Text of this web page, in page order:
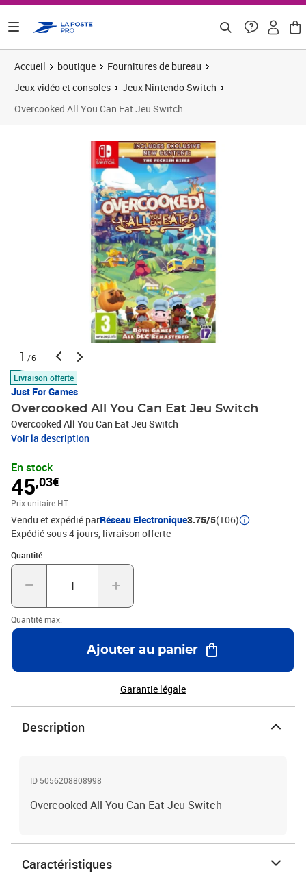
Accueil boutique
Fournitures de bureau
Jeux vidéo et consoles
Jeux Nintendo Switch
Overcooked All You Can Eat Jeu Switch
1 /6
Livraison offerte
Just For Games
Overcooked All You Can Eat Jeu Switch
Overcooked All You Can Eat Jeu Switch
Voir la description
En stock
45,03€
Prix unitaire HT
Vendu et expédié parRéseau Electronique3.75/5(106)
Expédié sous 4 jours livraison offerte
Quantité
Quantité : 1
Quantité max.
Ajouter au panier
Garantie légale
Description
ID 5056208808998
Overcooked All You Can Eat Jeu Switch
Caractéristiques